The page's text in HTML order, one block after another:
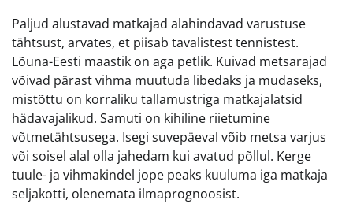
Paljud alustavad matkajad alahindavad varustuse
tähtsust, arvates, et piisab tavalistest tennistest.
Lõuna-Eesti maastik on aga petlik. Kuivad metsarajad
võivad pärast vihma muutuda libedaks ja mudaseks,
mistõttu on korraliku tallamustriga matkajalatsid
hädavajalikud. Samuti on kihiline riietumine
võtmetähtsusega. Isegi suvepäeval võib metsa varjus
või soisel alal olla jahedam kui avatud põllul. Kerge
tuule- ja vihmakindel jope peaks kuuluma iga matkaja
seljakotti, olenemata ilmaprognoosist.